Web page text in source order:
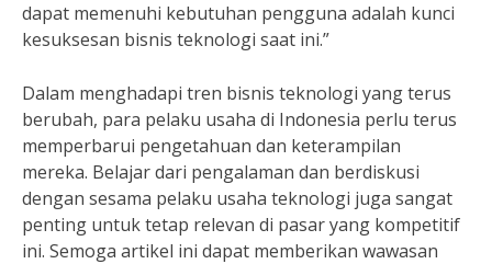
dapat memenuhi kebutuhan pengguna adalah kunci
kesuksesan bisnis teknologi saat ini.”
Dalam menghadapi tren bisnis teknologi yang terus
berubah, para pelaku usaha di Indonesia perlu terus
memperbarui pengetahuan dan keterampilan
mereka. Belajar dari pengalaman dan berdiskusi
dengan sesama pelaku usaha teknologi juga sangat
penting untuk tetap relevan di pasar yang kompetitif
ini. Semoga artikel ini dapat memberikan wawasan